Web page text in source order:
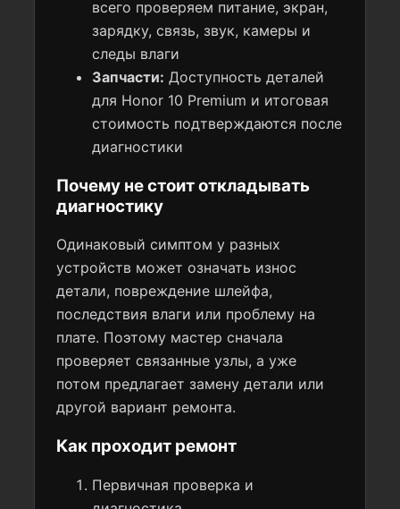
всего проверяем питание, экран,
зарядку, связь, звук, камеры и
следы влаги
Запчасти: Доступность деталей
для Honor 10 Premium и итоговая
стоимость подтверждаются после
диагностики
Почему не стоит откладывать
диагностику
Одинаковый симптом у разных
устройств может означать износ
детали, повреждение шлейфа,
последствия влаги или проблему на
плате. Поэтому мастер сначала
проверяет связанные узлы, а уже
потом предлагает замену детали или
другой вариант ремонта.
Как проходит ремонт
Первичная проверка и